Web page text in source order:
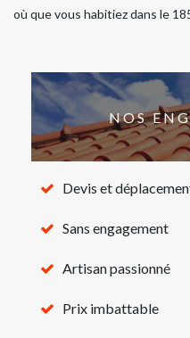
où que vous habitiez dans le
NOS
Devis et
Sans engagement
Artisan passionné
Prix imbattable